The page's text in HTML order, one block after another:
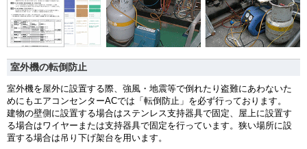
室外機の転倒防止
室外機を屋外に設置する際、強風・地震等で倒れたり盗難にあわないた
めにもエアコンセンターACでは「転倒防止」を必ず行っております。
建物の壁側に設置する場合はステンレス支持器具で固定、屋上に設置す
る場合はワイヤーまたは支持器具で固定を行っています。狭い場所に設
置する場合は吊り下げ架台を用います。